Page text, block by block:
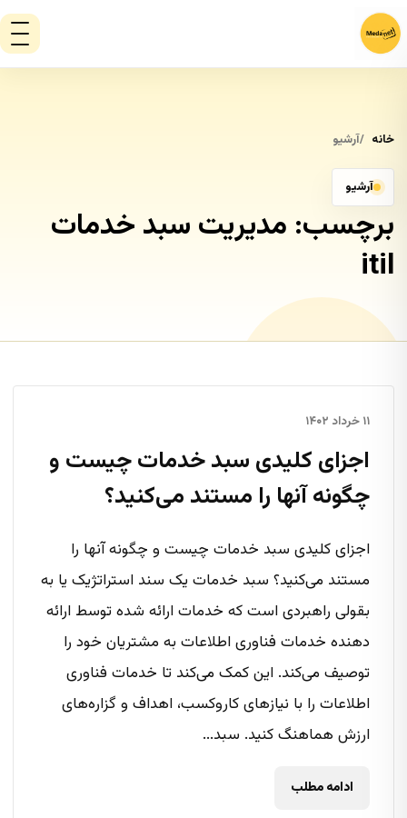
خانه آرشیو
آرشیو
برچسب: مدیریت سبد خدمات
itil
۱۱ خرداد ۱۴۰۲
اجزای کلیدی سبد خدمات چیست و
چگونه آنها را مستند می‌کنید؟
اجزای کلیدی سبد خدمات چیست و چگونه آنها را
مستند می‌کنید؟ سبد خدمات یک سند استراتژیک یا به
بقولی راهبردی است که خدمات ارائه شده توسط ارائه
دهنده خدمات فناوری اطلاعات به مشتریان خود را
توصیف می‌کند. این کمک می‌کند تا خدمات فناوری
اطلاعات را با نیازهای کاروکسب، اهداف و گزاره‌های
ارزش هماهنگ کنید. سبد...
ادامه مطلب